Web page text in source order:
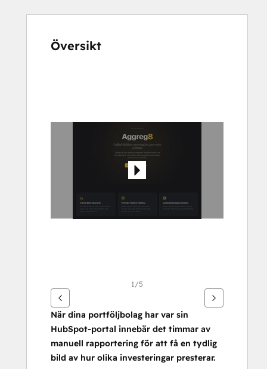
Översikt
1/5
När dina portföljbolag har var sin
HubSpot-portal innebär det timmar av
manuell rapportering för att få en tydlig
bild av hur olika investeringar presterar.